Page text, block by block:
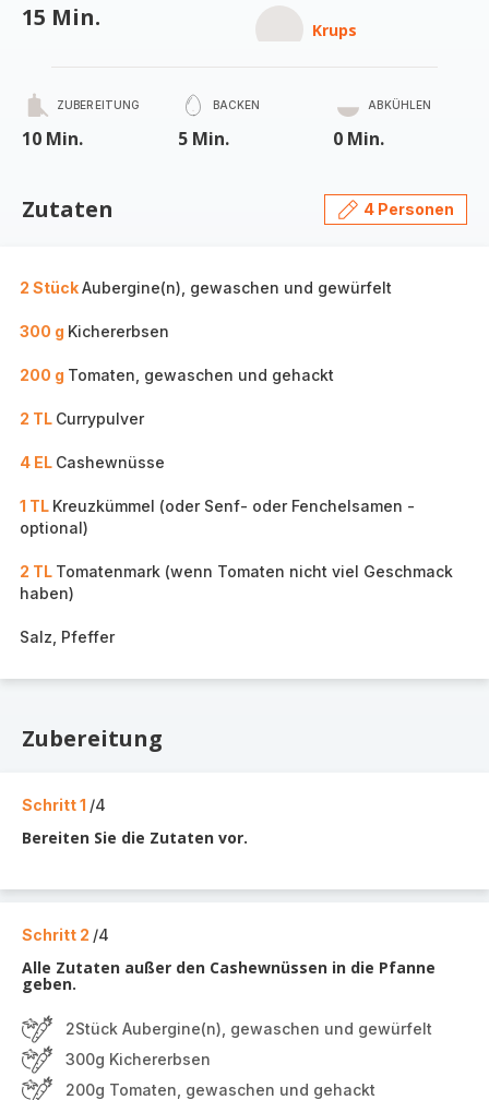
15 Min. Krups
ZUBEREITUNG
10 Min.
BACKEN
5 Min.
ABKÜHLEN
0 Min.
Zutaten 4 Personen
2 StückAubergine(n), gewaschen und gewürfelt
300 g Kichererbsen
200 g Tomaten, gewaschen und gehackt
2 TL Currypulver
4 EL Cashewnüsse
1 TL Kreuzkümmel (oder Senf- oder Fenchelsamen -
optional)
2 TL Tomatenmark (wenn Tomaten nicht viel Geschmack
haben)
Salz, Pfeffer
Zubereitung
Schritt 1 /4
Bereiten Sie die Zutaten vor.
Schritt 2 /4
Alle Zutaten außer den Cashewnüssen in die Pfanne
geben.
2Stück Aubergine(n), gewaschen und gewürfelt
300g Kichererbsen
200g Tomaten, gewaschen und gehackt